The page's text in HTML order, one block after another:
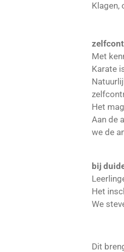
Klagen,
Met
Karate
Het
Aan de
we de
bij
Het
We
Dit